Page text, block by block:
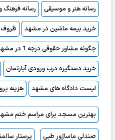
رسانه هنر و موسیقی
رسانه فرهنگ
خرید بیمه ماشین در مشهد
ظروف
چگونه مشاور حقوقی درجه 1 در مشهد پیدا کنیم؟
خرید دستگیره درب ورودی آپارتمان
لیست دادگاه های مشهد
هزینه
بهترین مسجد برای مراسم ختم
صندلی ماساژور طبی پرستار